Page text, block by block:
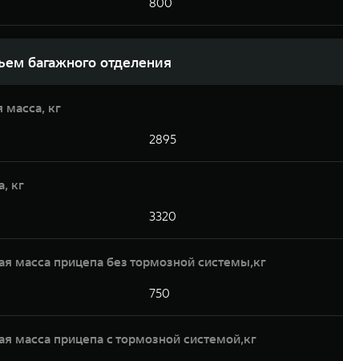
багажного отделения
масса, кг
2895
кг
3320
масса прицепа без тормозной системы,кг
750
масса прицепа с тормозной системой,кг